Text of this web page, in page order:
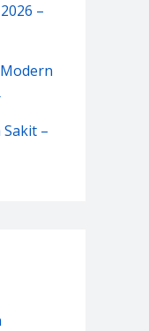
–
–